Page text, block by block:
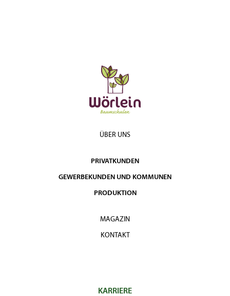
ÜBER UNS
PRIVATKUNDEN
GEWERBEKUNDEN UND KOMMUNEN
PRODUKTION
MAGAZIN
KONTAKT
KARRIERE